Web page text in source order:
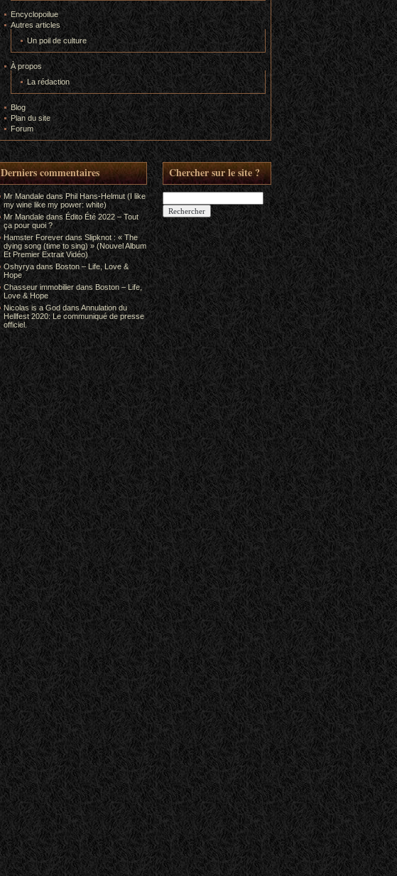
Encyclopoilue
Autres articles
Un poil de culture
À propos
La rédaction
Blog
Plan du site
Forum
Derniers commentaires
Mr Mandaledans Phil Hans-Helmut (I like
my wine like my power: white)
Mr MandaledansÉdito Été 2022 – Tout
ça pour quoi ?
Hamster Forever dans Slipknot : « The
dying song (time to sing) » (Nouvel Album
Et Premier Extrait Vidéo)
Oshyrya dans Boston – Life, Love &
Hope
Chasseur immobilier dans Boston – Life,
Love & Hope
Nicolas is a GoddansAnnulation du
Hellfest 2020: Le communiqué de presse
officiel.
Chercher sur le site ?
Rechercher :